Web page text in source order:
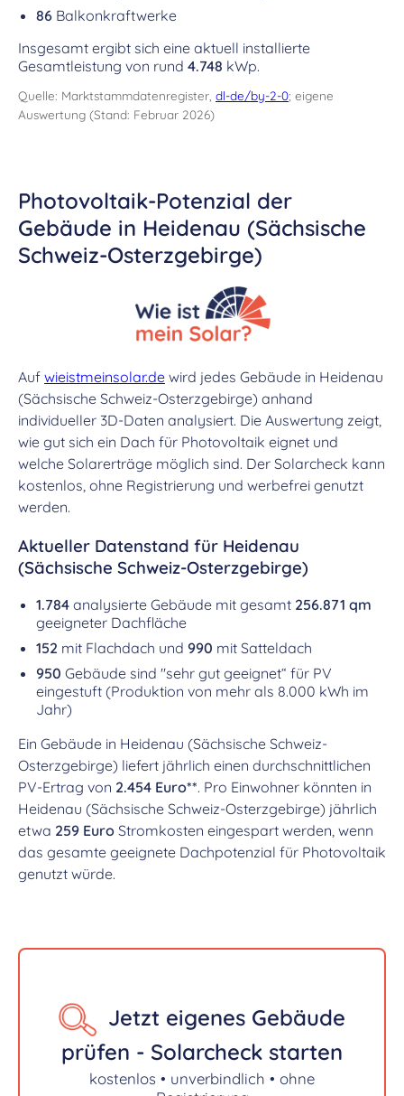
86 Balkonkraftwerke
Insgesamt ergibt sich eine aktuell installierte
Gesamtleistung von rund 4.748 kWp.
Quelle: Marktstammdatenregister, dl-de/by-2-0; eigene
Auswertung (Stand: Februar 2026)
Photovoltaik-Potenzial der
Gebäude in Heidenau (Sächsische
Schweiz-Osterzgebirge)
Auf wieistmeinsolar.de wird jedes Gebäude in Heidenau
(Sächsische Schweiz-Osterzgebirge) anhand
individueller 3D-Daten analysiert. Die Auswertung zeigt,
wie gut sich ein Dach für Photovoltaik eignet und
welche Solarerträge möglich sind. Der Solarcheck kann
kostenlos, ohne Registrierung und werbefrei genutzt
werden.
Aktueller Datenstand für Heidenau
(Sächsische Schweiz-Osterzgebirge)
1.784 analysierte Gebäude mit gesamt 256.871 qm
geeigneter Dachfläche
152 mit Flachdach und 990 mit Satteldach
950 Gebäude sind "sehr gut geeignet“ für PV
eingestuft (Produktion von mehr als 8.000 kWh im
Jahr)
Ein Gebäude in Heidenau (Sächsische Schweiz-
Osterzgebirge) liefert jährlich einen durchschnittlichen
PV-Ertrag von 2.454 Euro**. Pro Einwohner könnten in
Heidenau (Sächsische Schweiz-Osterzgebirge) jährlich
etwa 259 Euro Stromkosten eingespart werden, wenn
das gesamte geeignete Dachpotenzial für Photovoltaik
genutzt würde.
Jetzt eigenes Gebäude
prüfen - Solarcheck starten
kostenlos • unverbindlich • ohne